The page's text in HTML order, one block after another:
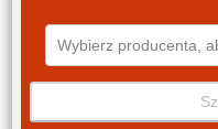
Wybierz producenta,